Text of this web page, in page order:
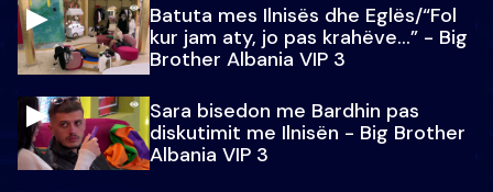
Batuta mes Ilnisës dhe Eglës/“Fol
kur jam aty, jo pas krahëve…” - Big
Brother Albania VIP 3
Sara bisedon me Bardhin pas
diskutimit me Ilnisën - Big Brother
Albania VIP 3